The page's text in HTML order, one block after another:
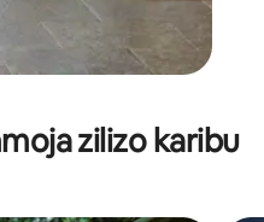
zilizo karibu